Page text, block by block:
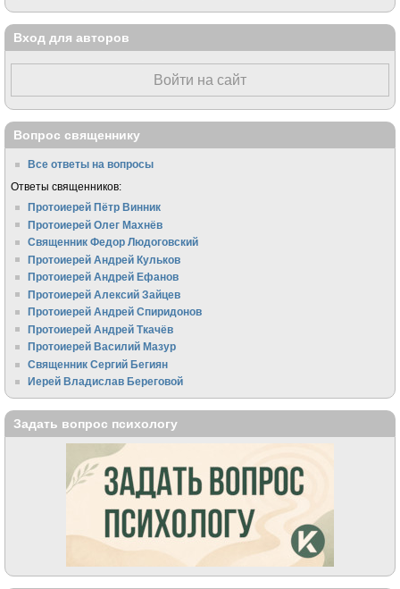
Вход для авторов
Войти на сайт
Вопрос священнику
Все ответы на вопросы
Ответы священников:
Протоиерей Пётр Винник
Протоиерей Олег Махнёв
Священник Федор Людоговский
Протоиерей Андрей Кульков
Протоиерей Андрей Ефанов
Протоиерей Алексий Зайцев
Протоиерей Андрей Спиридонов
Протоиерей Андрей Ткачёв
Протоиерей Василий Мазур
Священник Сергий Бегиян
Иерей Владислав Береговой
Задать вопрос психологу